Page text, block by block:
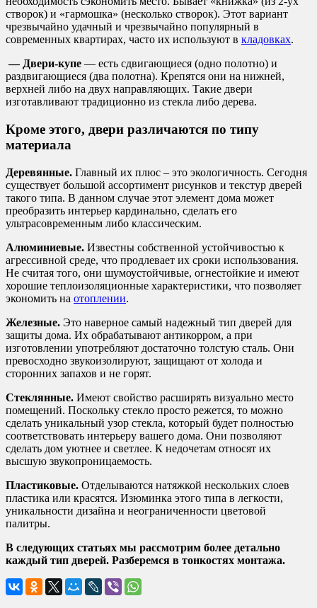
створок) и «гармошка» (несколько створок). Этот вариант
чрезвычайно удачный и чрезвычайно популярный в
современных квартирах, часто их используют в кладовках.
— Двери-купе — есть сдвигающиеся (одно полотно) и
раздвигающиеся (два полотна). Крепятся они на нижней,
верхней либо на двух направляющих. Такие двери
изготавливают традиционно из стекла либо дерева.
Кроме этого, двери различаются по типу
материала
Деревянные. Главный их плюс – это экологичность. Сегодня
существует большой ассортимент рисунков и текстур дверей
такого типа. В данном случае этот элемент дома может
преобразить интерьер кардинально, сделать его
ультрасовременным либо классическим.
Алюминиевые. Известны собственной устойчивостью к
агрессивной среде, что продлевает их сроки использования.
Не считая того, они шумоустойчивые, огнестойкие и имеют
хорошие теплоизоляционные характеристики, что позволяет
экономить на отоплении.
Железные. Это наверное самый надежный тип дверей для
защиты дома. Их обрабатывают антикорром, а при
изготовлении употребляют достаточно толстую сталь. Они
превосходно звукоизолируют, защищают от холода и
сторонних запахов и не горят.
Стеклянные. Имеют свойство расширять визуально место
помещений. Поскольку стекло просто режется, то можно
сделать уникальный узор стекла, который будет полностью
соответствовать интерьеру вашего дома. Они позволяют
сделать дом уютнее и светлее. К недочетам относят их
высшую звукопроницаемость.
Пластиковые. Отделываются натяжкой нескольких слоев
пластика или красятся. Изюминка этого типа в легкости,
уникальности дизайна и неограниченности цветовой
палитры.
В следующих статьях мы рассмотрим более детально
каждый тип дверей. Разберемся в тонкостях монтажа.